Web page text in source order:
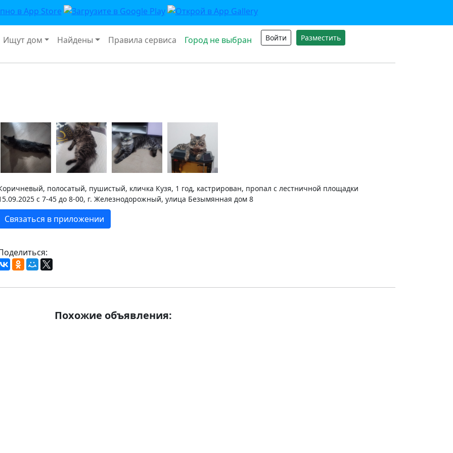
Ищут дом Найдены Правила сервиса Город не выбран Войти Разместить
полосатый, пушистый, кличка Кузя, 1 год, кастрирован, пропал с лестничной площадки
с 7-45 до 8-00, г. Железнодорожный, улица Безымянная дом 8
Связаться в приложении
Похожие объявления: